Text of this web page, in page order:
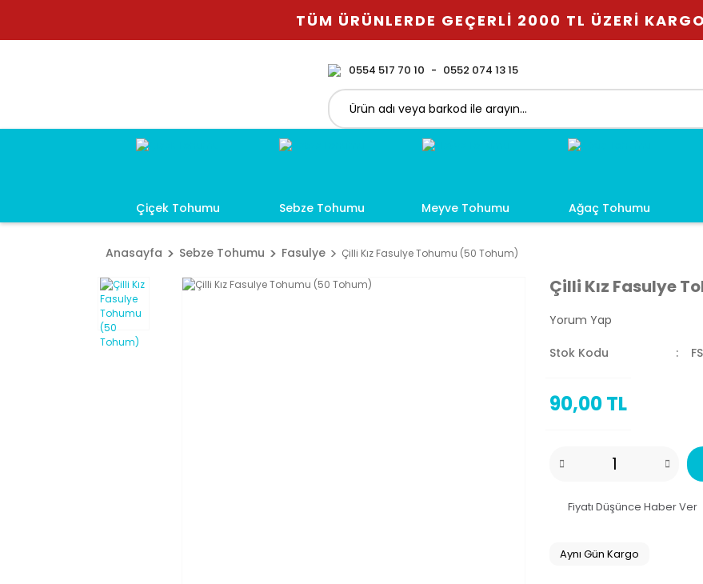
TÜM ÜRÜNLERDE GEÇERLİ 2000 TL ÜZERİ
0554 517 70 10 0552 074 13 15
Çiçek Tohumu Sebze Tohumu Meyve Tohumu Ağaç Tohumu
Anasayfa Sebze Tohumu Fasulye Çilli Kız Fasulye Tohumu (50 Tohum)
Çilli Kız Fasulye
Yorum Yap
Stok Kodu
90,00 TL
Fiyatı Düşünce Haber Ver
Aynı Gün Kargo